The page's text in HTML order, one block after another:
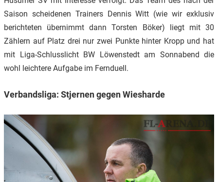
Saison scheidenen Trainers Dennis Witt (wie wir exklusiv
berichteten übernimmt dann Torsten Böker) liegt mit 30
Zählern auf Platz drei nur zwei Punkte hinter Kropp und hat
mit Liga-Schlusslicht BW Löwenstedt am Sonnabend die
wohl leichtere Aufgabe im Fernduell.
Verbandsliga: Stjernen gegen Wiesharde